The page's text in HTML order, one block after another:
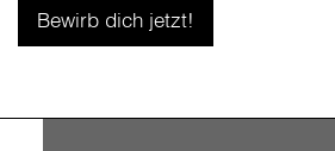
Bewirb dich jetzt!